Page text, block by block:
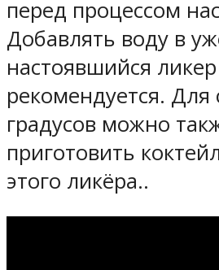
перед процессом
Добавлять воду в
настоявшийся
рекомендуется.
градусов можно
приготовить
этого ликёра..